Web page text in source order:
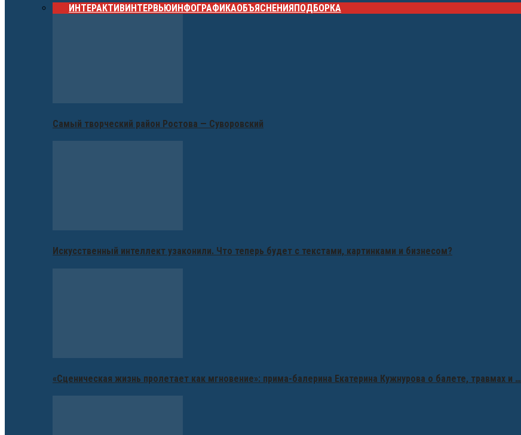
ИНТЕРАКТИВИНТЕРВЬЮИНФОГРАФИКАОБЪЯСНЕНИЯПОДБОРКА
Самый творческий район Ростова — Суворовский
Искусственный интеллект узаконили. Что теперь будет с текстами, картинками и бизнесом?
«Сценическая жизнь пролетает как мгновение»: прима-балерина Екатерина Кужнурова о балете, травмах и …